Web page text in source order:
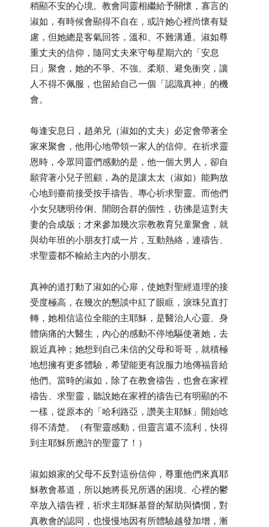
稍顯不安的心境。教會同靈相繼給予關懷，寡言的
淑如，有時候會顯得不自在，或許她心裡尚懷有疑
慮，但她總是客氣回答，溫和、不難溝通。淑如尊
重丈夫的信仰，隨同丈夫來守每星期六的「安息
日」聚會，她的不爭、不強、柔順、避免衝突，讓
人不得不佩服，也留給自己一個「認識真神」的機
會。
每逢安息日，趙弟兄（淑如的丈夫）必定會帶著全
家來聚會，他用心地帶領一家人的信仰。在祈求靈
恩時，令眾同靈們感動的是，他一個大男人，卻自
願背著小兒子照顧，為的是讓太太（淑如）能夠放
心地到臺前接受按手禱告、專心祈求聖靈。而他們
小女兒聰明伶俐、開朗合群的個性，彷彿是這對夫
妻的合成版；才來參加幾次宗教教育兒童聚會，就
與幼年班的小朋友打成一片，互動熱絡，連禱告、
求聖靈都不輸給主內的小朋友。
真神的道打動了淑如的心扉，使她對聖經道理的接
受度極高，在幾次的懇談中紅了眼眶，淚珠兒直打
轉，她相信這位全能的主耶穌，是醫治人心靈、身
體病痛的大醫生，內心的感動不停地驅使著她，去
親近真神；她想到自己未信的父母和哥哥，就積極
地想擁有更多體驗，希望能更有說服力地傳福音給
他們。當時的淑如，除了在教會禱告，也會在家裡
禱告、求聖靈，聽說她在家裡的禱告已有明顯的不
一樣，從原本的「哈利路亞，讚美主耶穌」開始唸
得不清楚。（有聖靈感動，但靈言還不流利，快得
到主耶穌所應許的聖靈了！）
淑如娘家的父母不反對這份信仰，尊重他們來真耶
穌教會慕道，所以她將長兄所遇的困境、心裡的鬱
卒放入禱告裡，祈求主耶穌基督的幫助與憐憫，對
真教會的認同，也慢慢地因有所體驗越發加增，漸